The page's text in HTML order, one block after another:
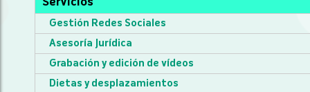
Servicios
Gestión Redes Sociales
Asesoría Jurídica
Grabación y edición de vídeos
Dietas y desplazamientos